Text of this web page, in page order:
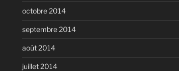
octobre 2014
septembre 2014
août 2014
juillet 2014